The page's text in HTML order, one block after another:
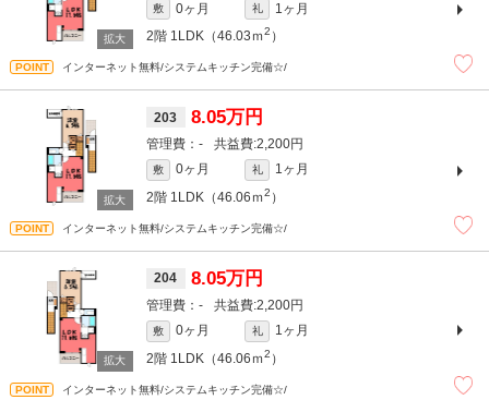
敷 0ヶ月 礼
1ヶ月
2階 1LDK（46.03ｍ2 ）
インターネット無料/システムキッチン完備☆/
203 8.05万円
- 2,200円
敷 0ヶ月 礼
1ヶ月
2階 1LDK（46.06ｍ2 ）
インターネット無料/システムキッチン完備☆/
204 8.05万円
- 2,200円
敷 0ヶ月 礼
1ヶ月
2階 1LDK（46.06ｍ2 ）
インターネット無料/システムキッチン完備☆/